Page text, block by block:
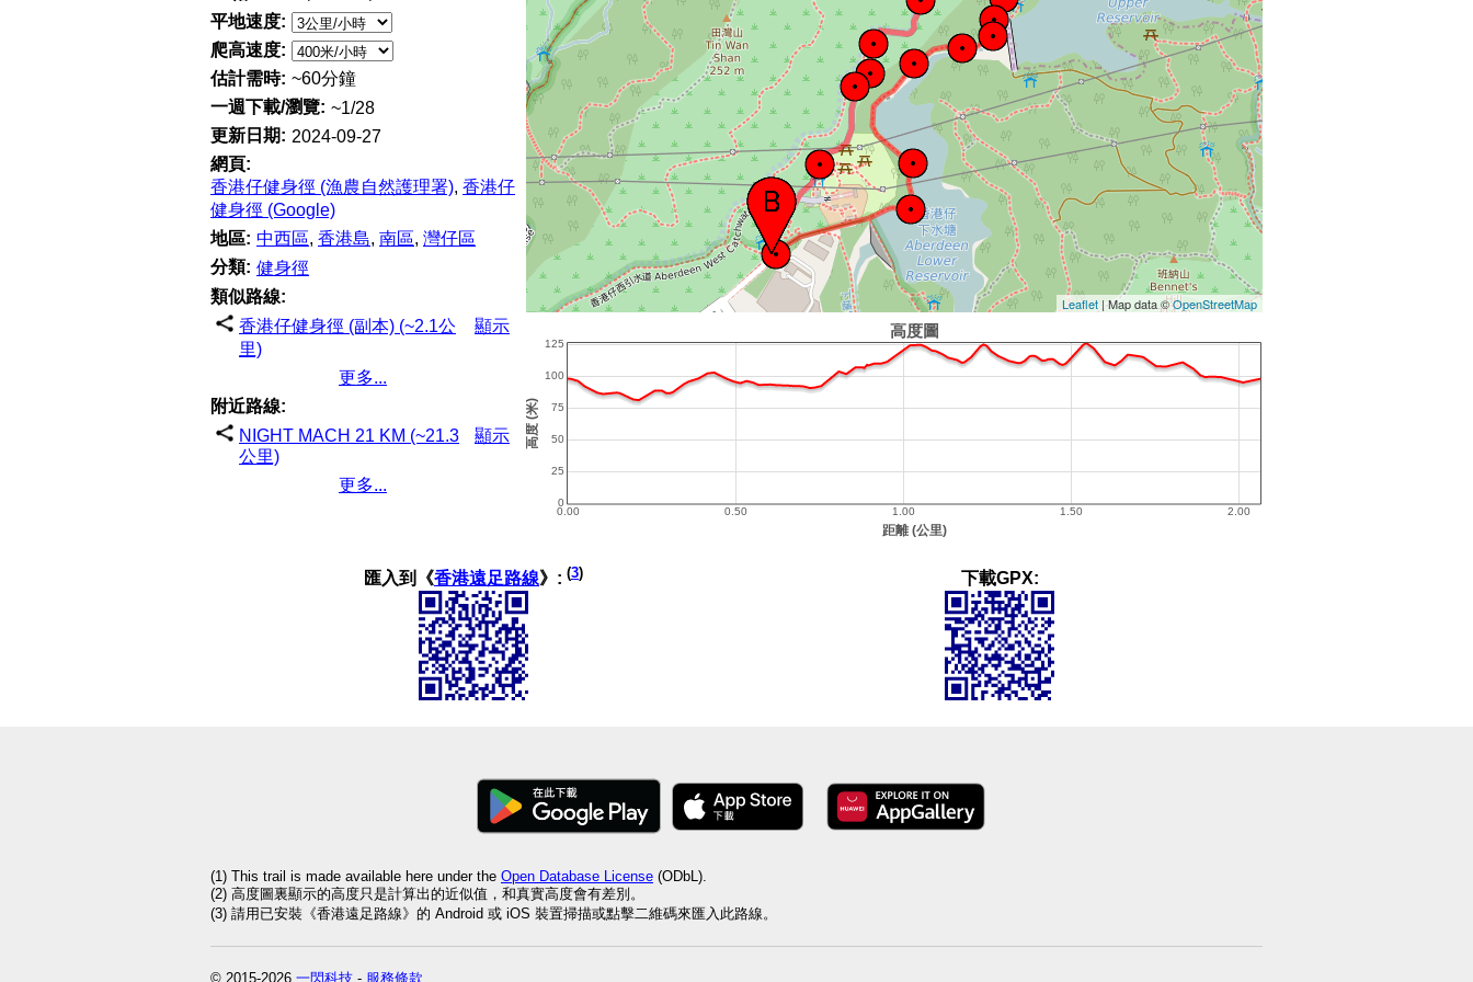
平地速度:
爬高速度:
估計需時: ~60分鐘
一週下載/瀏覽: ~1/28
更新日期: 2024-09-27
網頁:
香港仔健身徑 (漁農自然護理署), 香港仔
健身徑 (Google)
地區: 中西區, 香港島, 南區, 灣仔區
分類: 健身徑
類似路線:
香港仔健身徑 (副本) (~2.1公
里)
顯示
更多...
附近路線:
NIGHT MACH 21 KM (~21.3
公里)
顯示
更多...
Leaflet | Map data ©OpenStreetMap
匯入到《香港遠足路線》: (3) 下載GPX:
(1) This trail is made available here under the Open Database License (ODbL).
(2) 高度圖裏顯示的高度只是計算出的近似值，和真實高度會有差別。
(3) 請用已安裝《香港遠足路線》的 Android 或 iOS 裝置掃描或點擊二維碼來匯入此路線。
© 2015-2026 一閃科技 - 服務條款